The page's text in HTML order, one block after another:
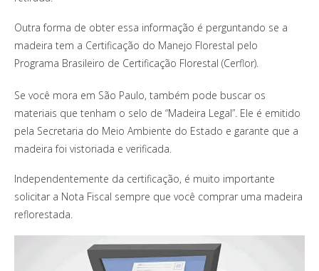
Outra forma de obter essa informação é perguntando se a
madeira tem a Certificação do Manejo Florestal pelo
Programa Brasileiro de Certificação Florestal (Cerflor).
Se você mora em São Paulo, também pode buscar os
materiais que tenham o selo de “Madeira Legal”. Ele é emitido
pela Secretaria do Meio Ambiente do Estado e garante que a
madeira foi vistoriada e verificada.
Independentemente da certificação, é muito importante
solicitar a Nota Fiscal sempre que você comprar uma madeira
reflorestada.